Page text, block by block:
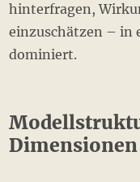
hinterfragen,
einzuschätzen – in
dominiert.